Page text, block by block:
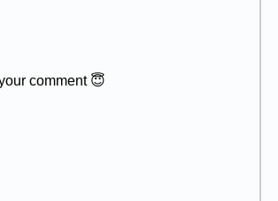
comment 😇